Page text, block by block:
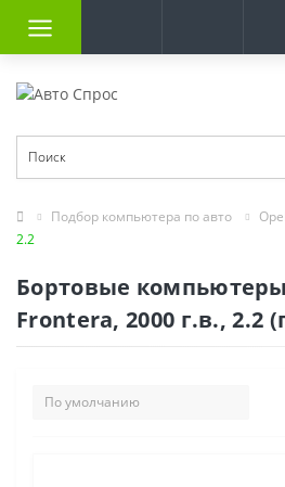
Подбор компьютера по авто Opel
2.2
Бортовые
Frontera, 2000 г.в., 2.2